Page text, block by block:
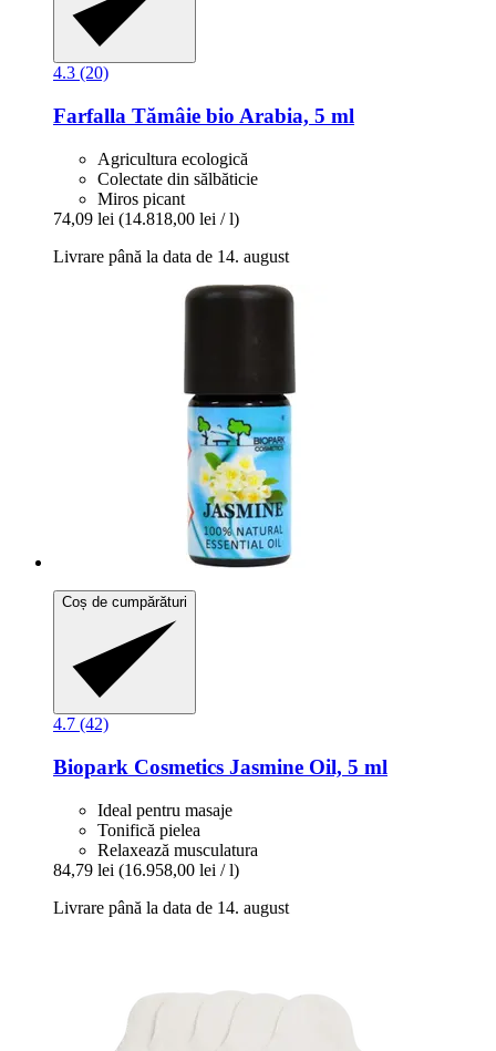
4.3 (20)
Farfalla Tămâie bio Arabia, 5 ml
Agricultura ecologică
Colectate din sălbăticie
Miros picant
74,09 lei (14.818,00 lei / l)
Livrare până la data de 14. august
Coș de cumpărături
4.7 (42)
Biopark Cosmetics Jasmine Oil, 5 ml
Ideal pentru masaje
Tonifică pielea
Relaxează musculatura
84,79 lei (16.958,00 lei / l)
Livrare până la data de 14. august